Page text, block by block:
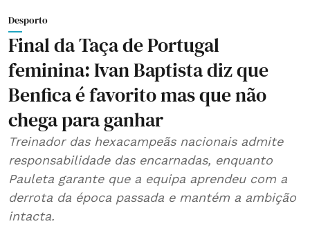
Desporto
Final da Taça de Portugal
feminina: Ivan Baptista diz que
Benfica é favorito mas que não
chega para ganhar
Treinador das hexacampeãs nacionais admite
responsabilidade das encarnadas, enquanto
Pauleta garante que a equipa aprendeu com a
derrota da época passada e mantém a ambição
intacta.